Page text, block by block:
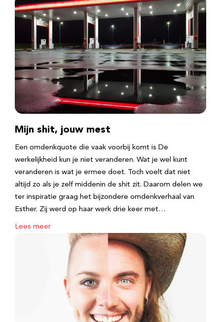
Mijn shit, jouw mest
Een omdenkquote die vaak voorbij komt is De
werkelijkheid kun je niet veranderen. Wat je wel kunt
veranderen is wat je ermee doet. Toch voelt dat niet
altijd zo als je zelf middenin de shit zit. Daarom delen we
ter inspiratie graag het bijzondere omdenkverhaal van
Esther. Zij werd op haar werk drie keer met…
Lees meer